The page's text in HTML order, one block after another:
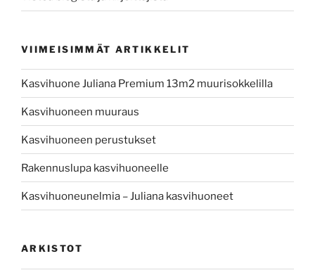
VIIMEISIMMÄT ARTIKKELIT
Kasvihuone Juliana Premium 13m2 muurisokkelilla
Kasvihuoneen muuraus
Kasvihuoneen perustukset
Rakennuslupa kasvihuoneelle
Kasvihuoneunelmia – Juliana kasvihuoneet
ARKISTOT